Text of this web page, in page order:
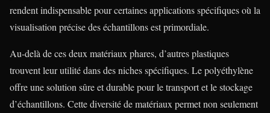
rendent indispensable pour certaines applications spécifiques où la
visualisation précise des échantillons est primordiale.
Au-delà de ces deux matériaux phares, d’autres plastiques
trouvent leur utilité dans des niches spécifiques. Le polyéthylène
offre une solution sûre et durable pour le transport et le stockage
d’échantillons. Cette diversité de matériaux permet non seulement